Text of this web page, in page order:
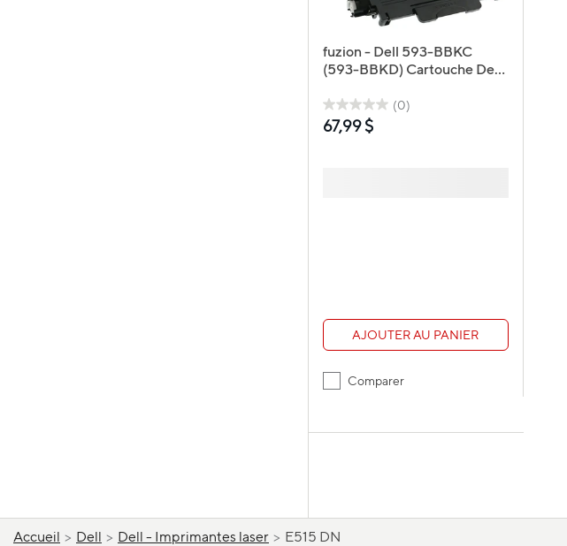
fuzion - Dell 593-BBKC
(593-BBKD) Cartouche De
Rendement - Noir
(0)
67,99 $
AJOUTER AU PANIER
Comparer
Accueil > Dell > Dell - Imprimantes laser > E515 DN